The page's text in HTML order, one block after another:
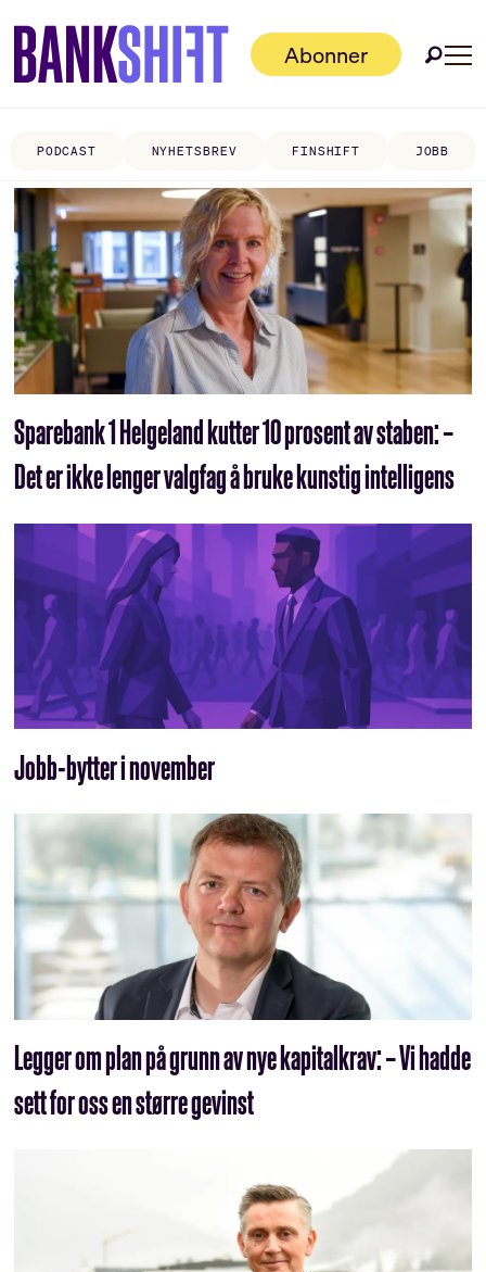
Abonner
PODCAST NYHETSBREV FINSHIFT JOBB
Tag:
sparebank
1-
alliansen
Sparebank 1 Helgeland kutter 10 prosent av staben: –
Det er ikke lenger valgfag å bruke kunstig intelligens
Jobb-bytter i november
Legger om plan på grunn av nye kapitalkrav: – Vi hadde
sett for oss en større gevinst